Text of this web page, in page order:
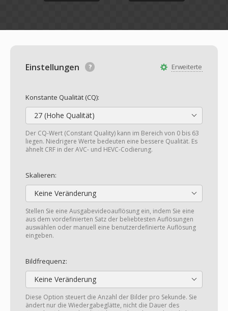
Erweiterte
Einstellungen
Konstante Qualität (CQ):
27 (Hohe Qualität)
Der CQ-Wert (Constant Quality) kann im Bereich von 0 bis 63
liegen. Niedrigere Werte bedeuten eine bessere Qualität. Es
ähnelt CRF in der AVC- und HEVC-Codierung.
Skalieren:
Keine Veränderung
Stellen Sie eine Ausgabevideoauflösung ein, indem Sie eine
aus dem vordefinierten Satz der beliebtesten Auflösungen
auswählen oder manuell eine benutzerdefinierte Auflösung
eingeben.
Bildfrequenz:
Keine Veränderung
Diese Option steuert die Anzahl der Bilder pro Sekunde. Sie
ändert nur die Wiedergabeglätte, nicht die Dauer des